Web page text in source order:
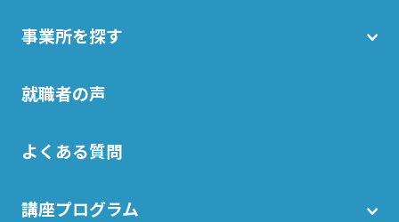
事業所を探す
就職者の声
よくある質問
講座プログラム